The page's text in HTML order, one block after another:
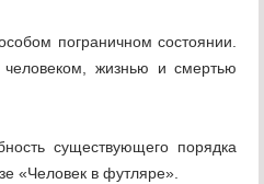
пограничном состоянии.
жизнью и смертью
существующего порядка
«Человек в футляре».